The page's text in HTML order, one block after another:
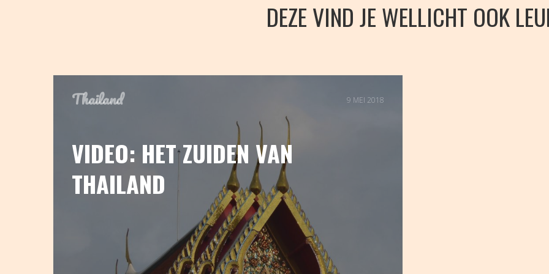
DEZE VIND JE WELLICHT OOK
Thailand 9 MEI 2018
VIDEO: HET ZUIDEN VAN
THAILAND